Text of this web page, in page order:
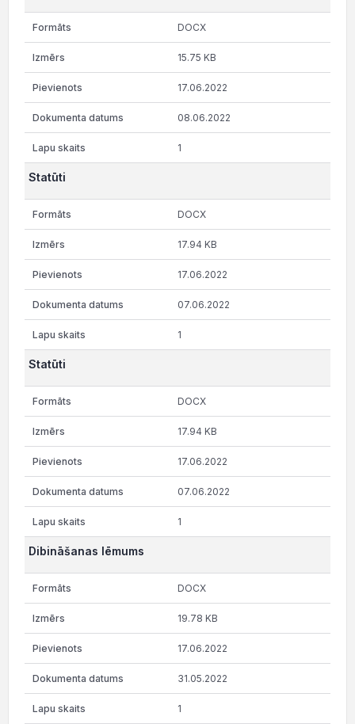
DOCX
15.75 KB
17.06.2022
08.06.2022
1
Statūti
DOCX
17.94 KB
17.06.2022
07.06.2022
1
Statūti
DOCX
17.94 KB
17.06.2022
07.06.2022
1
Dibināšanas lēmums
DOCX
19.78 KB
17.06.2022
31.05.2022
1